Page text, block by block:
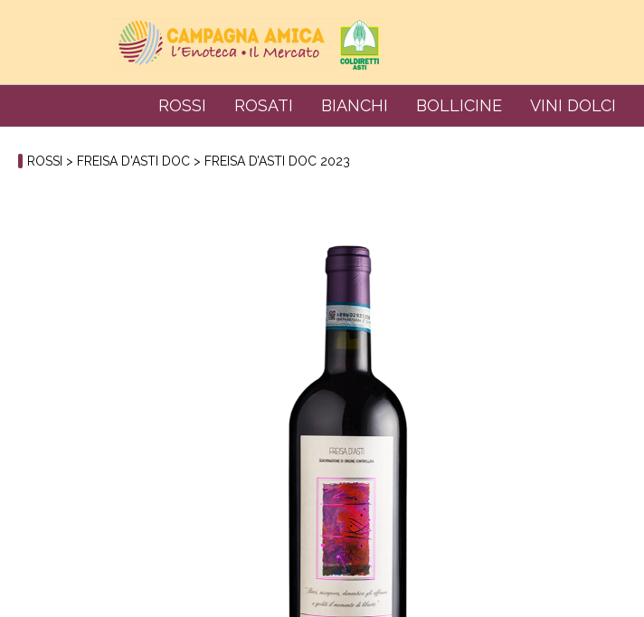
ROSSI ROSATI BIANCHI BOLLICINE VINI DOLCI
ROSSI > FREISA D'ASTI DOC > FREISA D’ASTI DOC 2023